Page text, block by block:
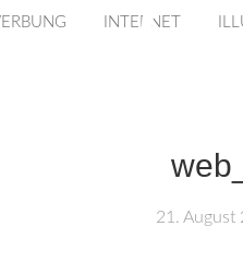
INTERNET
21. August